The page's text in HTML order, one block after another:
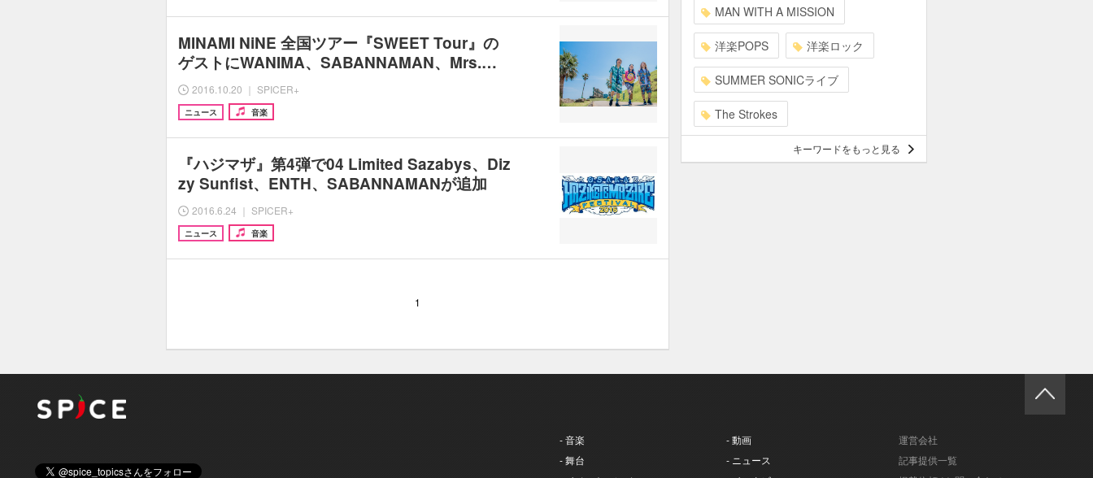
MINAMI NiNE 全国ツアー『SWEET Tour』の
ゲストにWANIMA、SABANNAMAN、Mrs.…
2016.10.20 ｜ SPICER+
ニュース 音楽
『ハジマザ』第4弾で04 Limited Sazabys、Diz
zy Sunfist、ENTH、SABANNAMANが追加
2016.6.24 ｜ SPICER+
ニュース 音楽
1
MAN WITH A MISSION
洋楽POPS 洋楽ロック
SUMMER SONICライブ
The Strokes
キーワードをもっと見る
- 音楽
- 舞台
- 動画
- ニュース
運営会社
記事提供一覧